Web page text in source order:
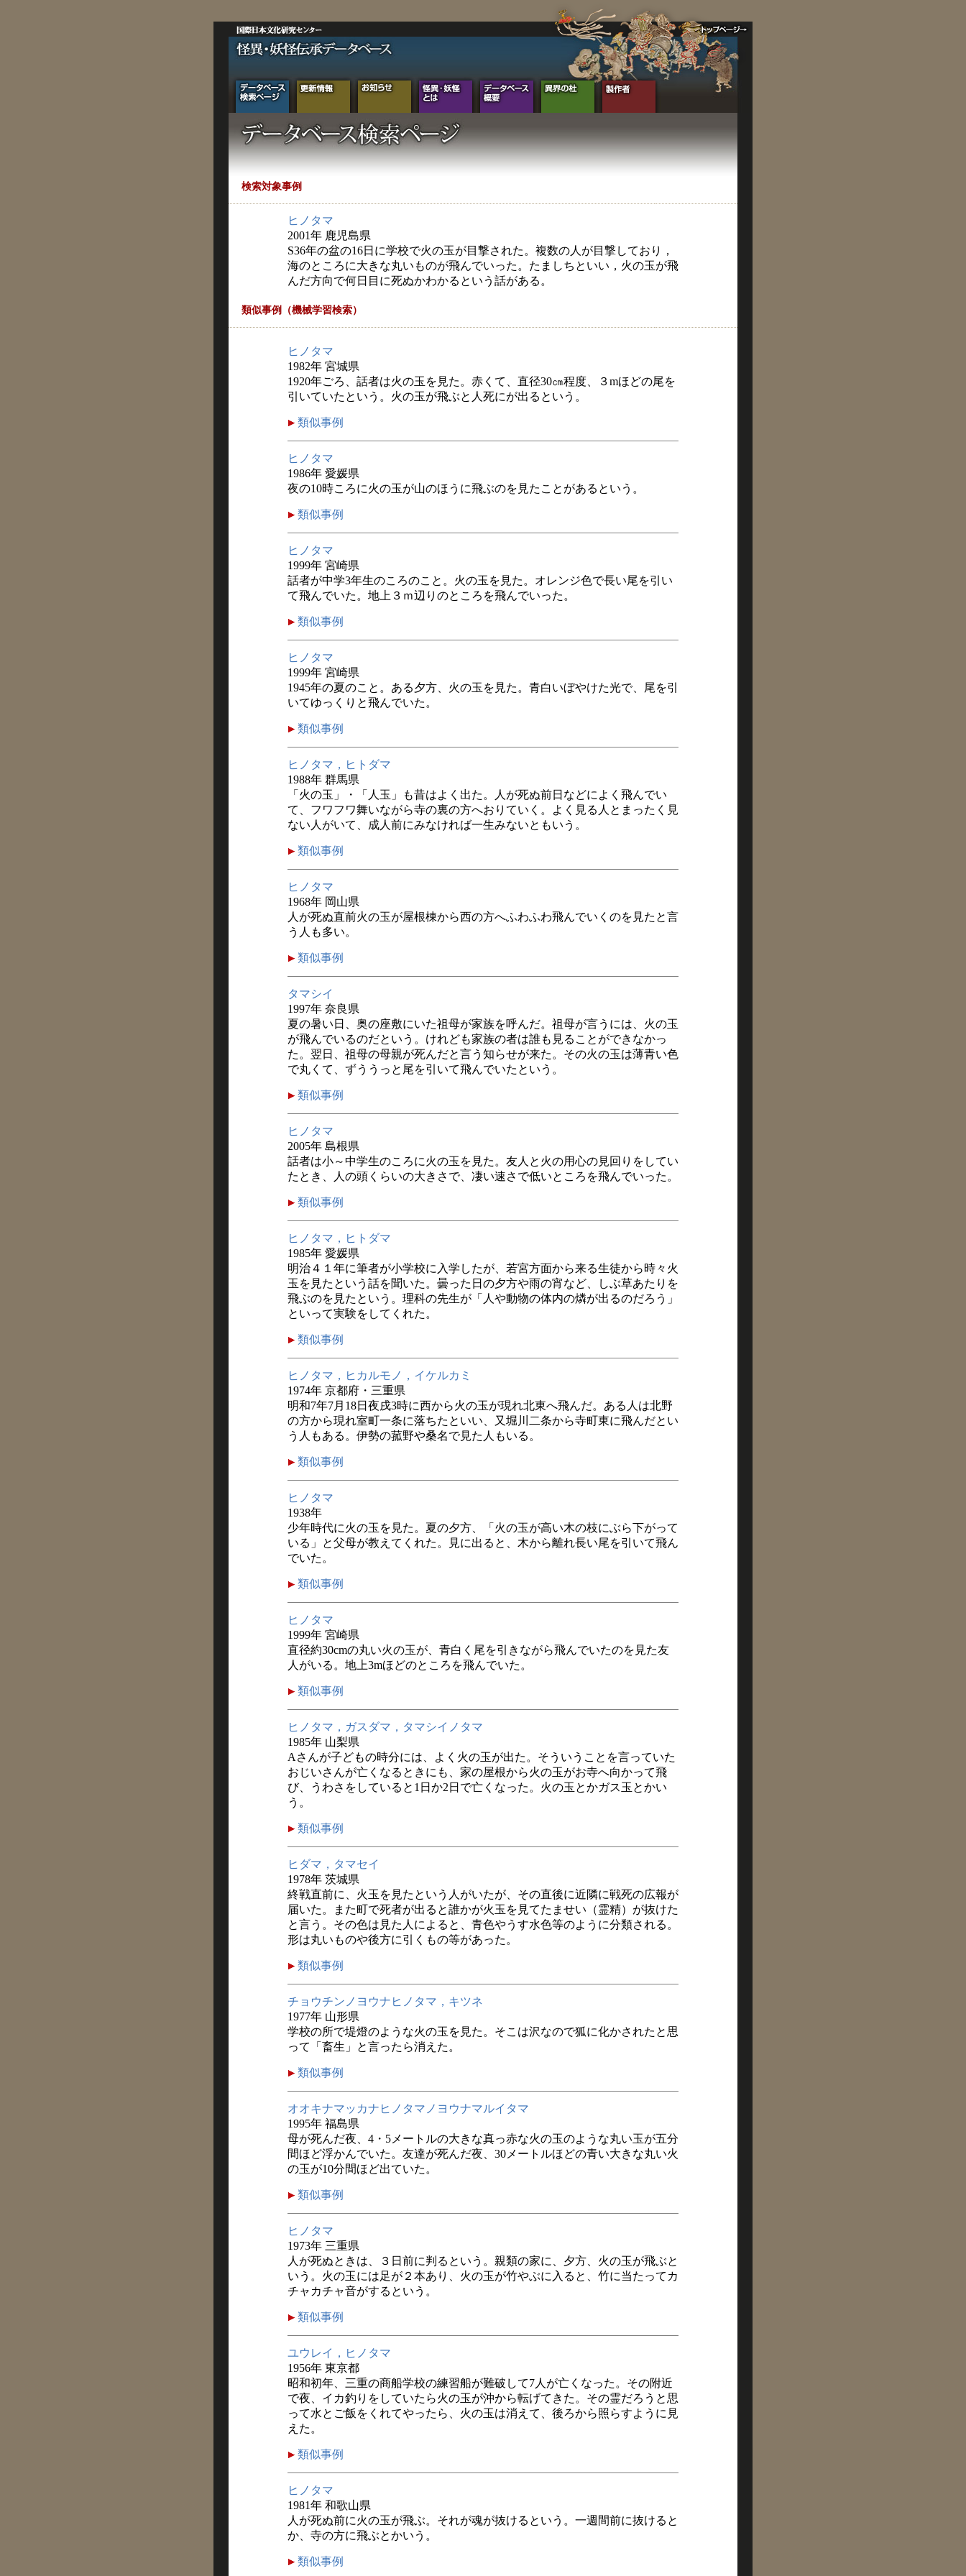
検索対象事例
ヒノタマ
2001年 鹿児島県
S36年の盆の16日に学校で火の玉が目撃された。複数の人が目撃しており，
海のところに大きな丸いものが飛んでいった。たましちといい，火の玉が飛
んだ方向で何日目に死ぬかわかるという話がある。
類似事例（機械学習検索）
ヒノタマ
1982年 宮城県
1920年ごろ、話者は火の玉を見た。赤くて、直径30㎝程度、３mほどの尾を
引いていたという。火の玉が飛ぶと人死にが出るという。
類似事例
ヒノタマ
1986年 愛媛県
夜の10時ころに火の玉が山のほうに飛ぶのを見たことがあるという。
類似事例
ヒノタマ
1999年 宮崎県
話者が中学3年生のころのこと。火の玉を見た。オレンジ色で長い尾を引い
て飛んでいた。地上３ｍ辺りのところを飛んでいった。
類似事例
ヒノタマ
1999年 宮崎県
1945年の夏のこと。ある夕方、火の玉を見た。青白いぼやけた光で、尾を引
いてゆっくりと飛んでいた。
類似事例
ヒノタマ，ヒトダマ
1988年 群馬県
「火の玉」・「人玉」も昔はよく出た。人が死ぬ前日などによく飛んでい
て、フワフワ舞いながら寺の裏の方へおりていく。よく見る人とまったく見
ない人がいて、成人前にみなければ一生みないともいう。
類似事例
ヒノタマ
1968年 岡山県
人が死ぬ直前火の玉が屋根棟から西の方へふわふわ飛んでいくのを見たと言
う人も多い。
類似事例
タマシイ
1997年 奈良県
夏の暑い日、奥の座敷にいた祖母が家族を呼んだ。祖母が言うには、火の玉
が飛んでいるのだという。けれども家族の者は誰も見ることができなかっ
た。翌日、祖母の母親が死んだと言う知らせが来た。その火の玉は薄青い色
で丸くて、ずううっと尾を引いて飛んでいたという。
類似事例
ヒノタマ
2005年 島根県
話者は小～中学生のころに火の玉を見た。友人と火の用心の見回りをしてい
たとき、人の頭くらいの大きさで、凄い速さで低いところを飛んでいった。
類似事例
ヒノタマ，ヒトダマ
1985年 愛媛県
明治４１年に筆者が小学校に入学したが、若宮方面から来る生徒から時々火
玉を見たという話を聞いた。曇った日の夕方や雨の宵など、しぶ草あたりを
飛ぶのを見たという。理科の先生が「人や動物の体内の燐が出るのだろう」
といって実験をしてくれた。
類似事例
ヒノタマ，ヒカルモノ，イケルカミ
1974年 京都府・三重県
明和7年7月18日夜戌3時に西から火の玉が現れ北東へ飛んだ。ある人は北野
の方から現れ室町一条に落ちたといい、又堀川二条から寺町東に飛んだとい
う人もある。伊勢の菰野や桑名で見た人もいる。
類似事例
ヒノタマ
1938年
少年時代に火の玉を見た。夏の夕方、「火の玉が高い木の枝にぶら下がって
いる」と父母が教えてくれた。見に出ると、木から離れ長い尾を引いて飛ん
でいた。
類似事例
ヒノタマ
1999年 宮崎県
直径約30cmの丸い火の玉が、青白く尾を引きながら飛んでいたのを見た友
人がいる。地上3mほどのところを飛んでいた。
類似事例
ヒノタマ，ガスダマ，タマシイノタマ
1985年 山梨県
Aさんが子どもの時分には、よく火の玉が出た。そういうことを言っていた
おじいさんが亡くなるときにも、家の屋根から火の玉がお寺へ向かって飛
び、うわさをしていると1日か2日で亡くなった。火の玉とかガス玉とかい
う。
類似事例
ヒダマ，タマセイ
1978年 茨城県
終戦直前に、火玉を見たという人がいたが、その直後に近隣に戦死の広報が
届いた。また町で死者が出ると誰かが火玉を見てたませい（霊精）が抜けた
と言う。その色は見た人によると、青色やうす水色等のように分類される。
形は丸いものや後方に引くもの等があった。
類似事例
チョウチンノヨウナヒノタマ，キツネ
1977年 山形県
学校の所で堤燈のような火の玉を見た。そこは沢なので狐に化かされたと思
って「畜生」と言ったら消えた。
類似事例
オオキナマッカナヒノタマノヨウナマルイタマ
1995年 福島県
母が死んだ夜、4・5メートルの大きな真っ赤な火の玉のような丸い玉が五分
間ほど浮かんでいた。友達が死んだ夜、30メートルほどの青い大きな丸い火
の玉が10分間ほど出ていた。
類似事例
ヒノタマ
1973年 三重県
人が死ぬときは、３日前に判るという。親類の家に、夕方、火の玉が飛ぶと
いう。火の玉には足が２本あり、火の玉が竹やぶに入ると、竹に当たってカ
チャカチャ音がするという。
類似事例
ユウレイ，ヒノタマ
1956年 東京都
昭和初年、三重の商船学校の練習船が難破して7人が亡くなった。その附近
で夜、イカ釣りをしていたら火の玉が沖から転げてきた。その霊だろうと思
って水とご飯をくれてやったら、火の玉は消えて、後ろから照らすように見
えた。
類似事例
ヒノタマ
1981年 和歌山県
人が死ぬ前に火の玉が飛ぶ。それが魂が抜けるという。一週間前に抜けると
か、寺の方に飛ぶとかいう。
類似事例